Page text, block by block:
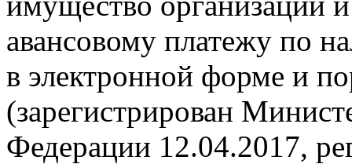
авансовому платежу по
в электронной форме и
(зарегистрирован
Федерации 12.04.2017,